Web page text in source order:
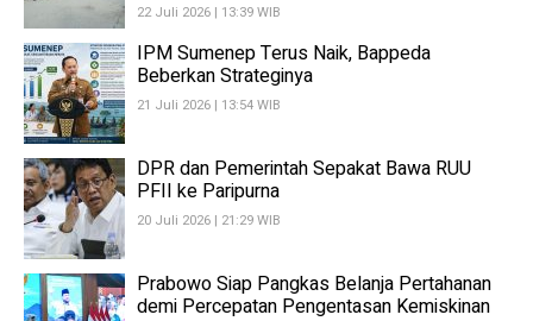
22 Juli 2026 | 13:39 WIB
IPM Sumenep Terus Naik, Bappeda
Beberkan Strateginya
21 Juli 2026 | 13:54 WIB
DPR dan Pemerintah Sepakat Bawa RUU
PFII ke Paripurna
20 Juli 2026 | 21:29 WIB
Prabowo Siap Pangkas Belanja Pertahanan
demi Percepatan Pengentasan Kemiskinan